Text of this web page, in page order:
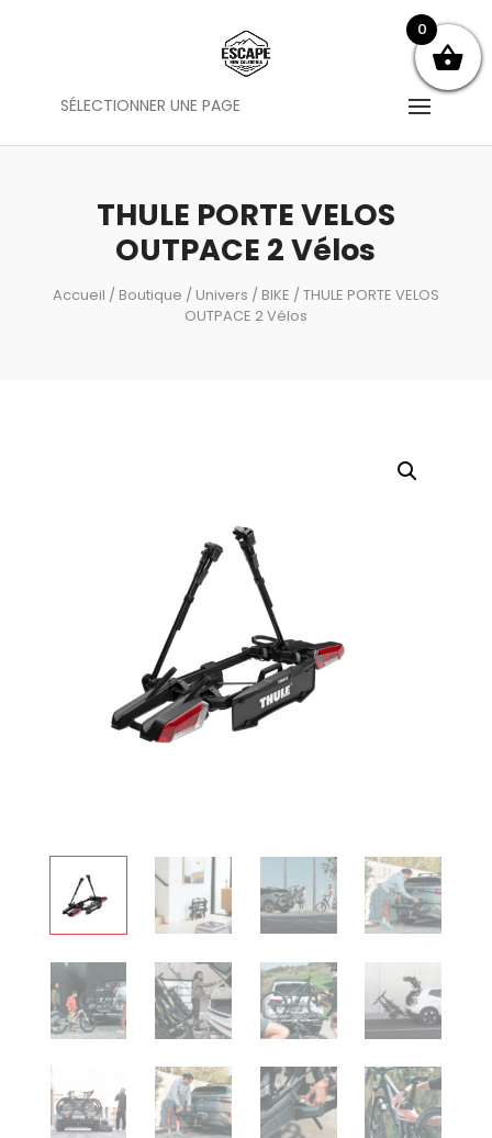
SÉLECTIONNER UNE PAGE
THULE PORTE VELOS
OUTPACE 2 Vélos
Accueil / Boutique / Univers / BIKE / THULE PORTE VELOS
OUTPACE 2 Vélos
0